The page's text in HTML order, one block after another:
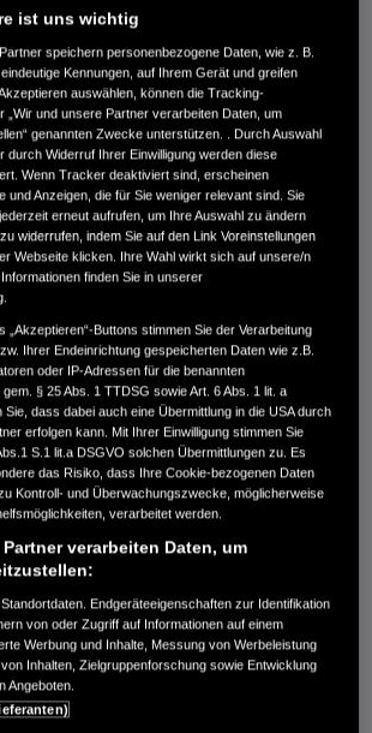
crystal black pearl
166.000 km
Super
Automatik
5
61 kW / 83 PS
1.339 cm³
10.2007
Limousine
ist uns wichtig
Partner speichern personenbezogene Daten, wie z. B.
Kennungen, auf Ihrem Gerät und greifen
auswählen, können die Tracking-
„Wir und unsere Partner verarbeiten Daten, um
genannten Zwecke unterstützen. . Durch Auswahl
durch Widerruf Ihrer Einwilligung werden diese
Wenn Tracker deaktiviert sind, erscheinen
und Anzeigen, die für Sie weniger relevant sind. Sie
erneut aufrufen, um Ihre Auswahl zu ändern
widerrufen, indem Sie auf den Link Voreinstellungen
Webseite klicken. Ihre Wahl wirkt sich auf unsere/n
finden Sie in unserer
„Akzeptieren“-Buttons stimmen Sie der Verarbeitung
Ihrer Endeinrichtung gespeicherten Daten wie z.B.
oder IP-Adressen für die benannten
§ 25 Abs. 1 TTDSG sowie Art. 6 Abs. 1 lit. a
dass dabei auch eine Übermittlung in die USA durch
erfolgen kann. Mit Ihrer Einwilligung stimmen Sie
S.1 lit.a DSGVO solchen Übermittlungen zu. Es
das Risiko, dass Ihre Cookie-bezogenen Daten
Kontroll- und Überwachungszwecke, möglicherweise
verarbeitet werden.
verarbeiten Daten, um
Endgeräteeigenschaften zur Identifikation
von oder Zugriff auf Informationen auf einem
Werbung und Inhalte, Messung von Werbeleistung
Inhalten, Zielgruppenforschung sowie Entwicklung
Angeboten.